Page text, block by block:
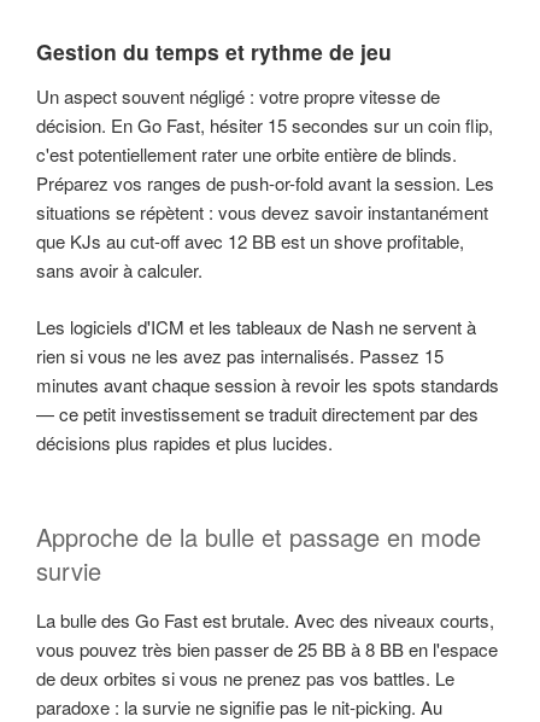
Gestion du temps et rythme de jeu
Un aspect souvent négligé : votre propre vitesse de
décision. En Go Fast, hésiter 15 secondes sur un coin flip,
c'est potentiellement rater une orbite entière de blinds.
Préparez vos ranges de push-or-fold avant la session. Les
situations se répètent : vous devez savoir instantanément
que KJs au cut-off avec 12 BB est un shove profitable,
sans avoir à calculer.
Les logiciels d'ICM et les tableaux de Nash ne servent à
rien si vous ne les avez pas internalisés. Passez 15
minutes avant chaque session à revoir les spots standards
— ce petit investissement se traduit directement par des
décisions plus rapides et plus lucides.
Approche de la bulle et passage en mode
survie
La bulle des Go Fast est brutale. Avec des niveaux courts,
vous pouvez très bien passer de 25 BB à 8 BB en l'espace
de deux orbites si vous ne prenez pas vos battles. Le
paradoxe : la survie ne signifie pas le nit-picking. Au